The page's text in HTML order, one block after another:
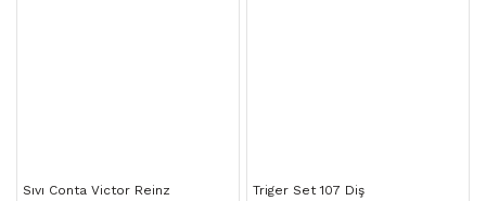
Sıvı Conta Victor Reinz Triger Set 107 Diş